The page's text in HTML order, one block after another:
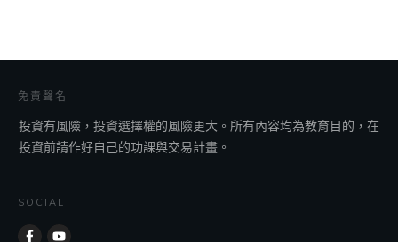
免責聲名
投資有風險，投資選擇權的風險更大。所有內容均為教育目的，在
投資前請作好自己的功課與交易計畫。
SOCIAL